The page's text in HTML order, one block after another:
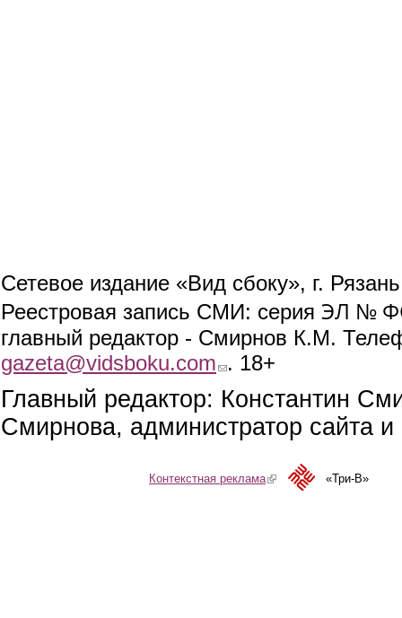
Сетевое издание «Вид сбоку», г.
Реестровая запись СМИ: серия ЭЛ №
главный редактор - Смирнов К.М.
gazeta@vidsboku.com (link sends e-mail)
. 18+
Главный редактор: Константин
Смирнова, администратор сайта
Контекстная реклама(link is external)«Три-В»